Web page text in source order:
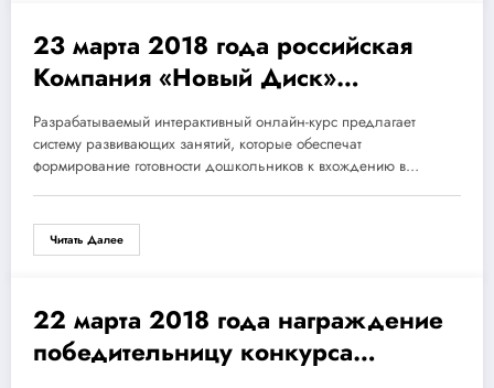
23.03.2018
23 марта 2018 года российская
Компания «Новый Диск»
совместно с Фондом запускает в
систему дошкольного образования
нового интерактивного онлайн-
курса – «Стань школьником с
Робобориком».
Разрабатываемый интерактивный онлайн-курс предлагает
систему развивающих занятий, которые обеспечат
формирование готовности дошкольников к вхождению в…
Читать Далее
23.03.2018
22 марта 2018 года награждение
победительницу конкурса